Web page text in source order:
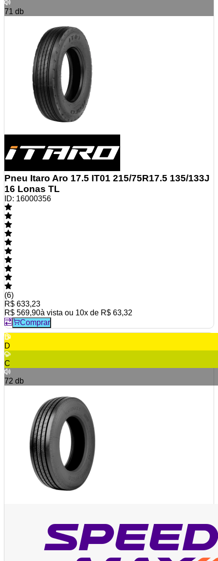
71 db
Pneu Itaro Aro 17.5 IT01 215/75R17.5 135/133J
16 Lonas TL
ID: 16000356
(6)
R$ 633,23
R$ 569,90à vista ou 10x de R$ 63,32
Comprar
D
C
72 db